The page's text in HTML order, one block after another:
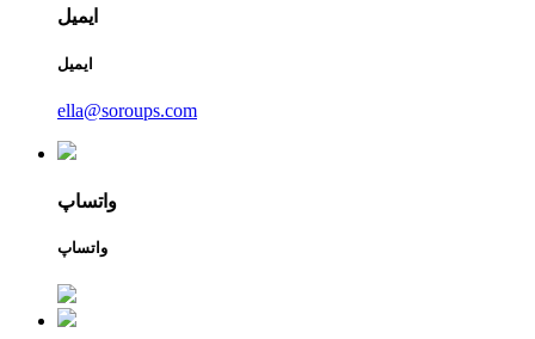
ایمیل
ایمیل
ella@soroups.com
واتساپ
واتساپ